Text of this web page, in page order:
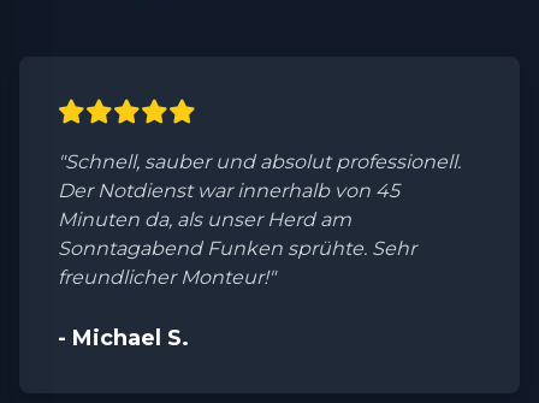
"Schnell, sauber und absolut professionell.
Der Notdienst war innerhalb von 45
Minuten da, als unser Herd am
Sonntagabend Funken sprühte. Sehr
freundlicher Monteur!"
- Michael S.